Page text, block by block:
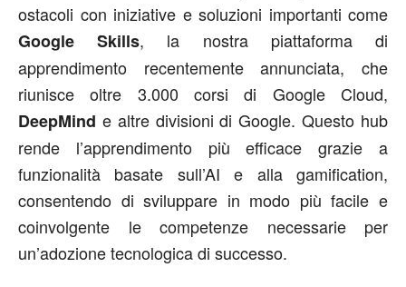
ostacoli con iniziative e soluzioni importanti come
Google Skills, la nostra piattaforma di
apprendimento recentemente annunciata, che
riunisce oltre 3.000 corsi di Google Cloud,
DeepMind e altre divisioni di Google. Questo hub
rende l’apprendimento più efficace grazie a
funzionalità basate sull’AI e alla gamification,
consentendo di sviluppare in modo più facile e
coinvolgente le competenze necessarie per
un’adozione tecnologica di successo.